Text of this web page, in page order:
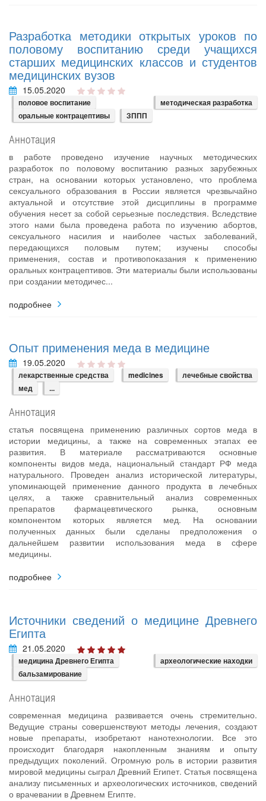
Разработка методики открытых уроков по
половому воспитанию среди учащихся
старших медицинских классов и студентов
медицинских вузов
15.05.2020
половое воспитание
методическая разработка
оральные контрацептивы
ЗППП
Аннотация
в работе проведено изучение научных методических
разработок по половому воспитанию разных зарубежных
стран, на основании которых установлено, что проблема
сексуального образования в России является чрезвычайно
актуальной и отсутствие этой дисциплины в программе
обучения несет за собой серьезные последствия. Вследствие
этого нами была проведена работа по изучению абортов,
сексуального насилия и наиболее частых заболеваний,
передающихся половым путем; изучены способы
применения, состав и противопоказания к применению
оральных контрацептивов. Эти материалы были использованы
при создании методичес...
подробнее
Опыт применения меда в медицине
19.05.2020
лекарственные средства medicines
лечебные свойства
мед
...
Аннотация
статья посвящена применению различных сортов меда в
истории медицины, а также на современных этапах ее
развития. В материале рассматриваются основные
компоненты видов меда, национальный стандарт РФ меда
натурального. Проведен анализ исторической литературы,
упоминающей применение данного продукта в лечебных
целях, а также сравнительный анализ современных
препаратов фармацевтического рынка, основным
компонентом которых является мед. На основании
полученных данных были сделаны предположения о
дальнейшем развитии использования меда в сфере
медицины.
подробнее
Источники сведений о медицине Древнего
Египта
21.05.2020
медицина Древнего Египта
археологические находки
бальзамирование
Аннотация
современная медицина развивается очень стремительно.
Ведущие страны совершенствуют методы лечения, создают
новые препараты, изобретают нанотехнологии. Все это
происходит благодаря накопленным знаниям и опыту
предыдущих поколений. Огромную роль в истории развития
мировой медицины сыграл Древний Египет. Статья посвящена
анализу письменных и археологических источников, сведений
о врачевании в Древнем Египте.